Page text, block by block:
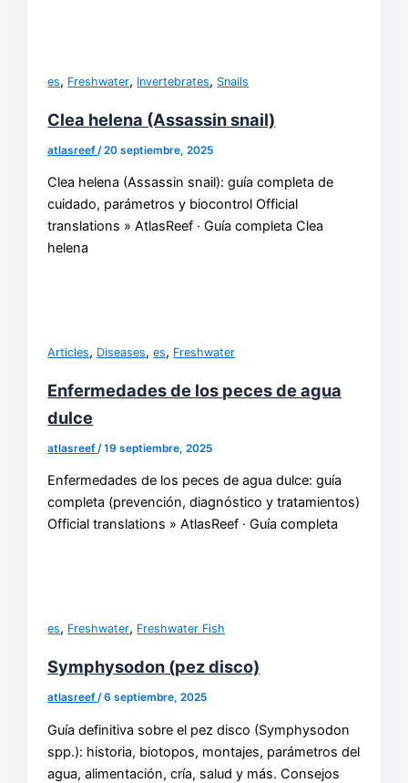
es, Freshwater, Invertebrates, Snails
Clea helena (Assassin snail)
atlasreef /20 septiembre, 2025
Clea helena (Assassin snail): guía completa de
cuidado, parámetros y biocontrol Official
translations » AtlasReef · Guía completa Clea
helena
Articles, Diseases,es, Freshwater
Enfermedades de los peces de agua
dulce
atlasreef/19 septiembre, 2025
Enfermedades de los peces de agua dulce: guía
completa (prevención, diagnóstico y tratamientos)
Official translations » AtlasReef · Guía completa
es, Freshwater, Freshwater Fish
Symphysodon (pez disco)
atlasreef/6 septiembre, 2025
Guía definitiva sobre el pez disco (Symphysodon
spp.): historia, biotopos, montajes, parámetros del
agua, alimentación, cría, salud y más. Consejos